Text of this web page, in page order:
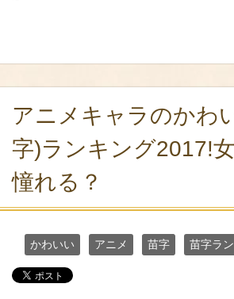
アニメキャラのかわ
字)ランキング2017!
憧れる？
かわいい アニメ 苗字 苗字ラ